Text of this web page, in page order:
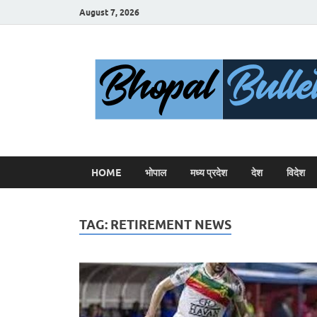
August 7, 2026
HOME भोपाल मध्य प्रदेश देश विदेश
TAG: RETIREMENT NEWS